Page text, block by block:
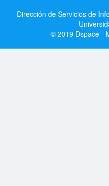
Dirección de Servicios de
© 2019 Dspace -